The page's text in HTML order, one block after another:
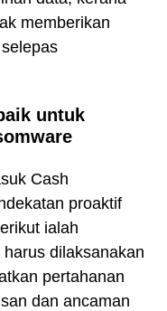
memberikan
untuk
Cash
proaktif
ialah
dilaksanakan
pertahanan
dan ancaman